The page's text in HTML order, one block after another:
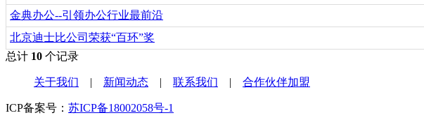
金典办公--引领办公行业最前沿
北京迪士比公司荣获“百环”奖
总计 10 个记录
关于我们 | 新闻动态 | 联系我们 | 合作伙伴加盟
ICP备案号： 苏ICP备18002058号-1